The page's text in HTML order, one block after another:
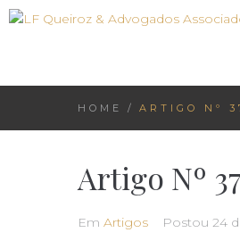
HOME / ARTIGO Nº
Artigo Nº
Em Artigos Postou 24